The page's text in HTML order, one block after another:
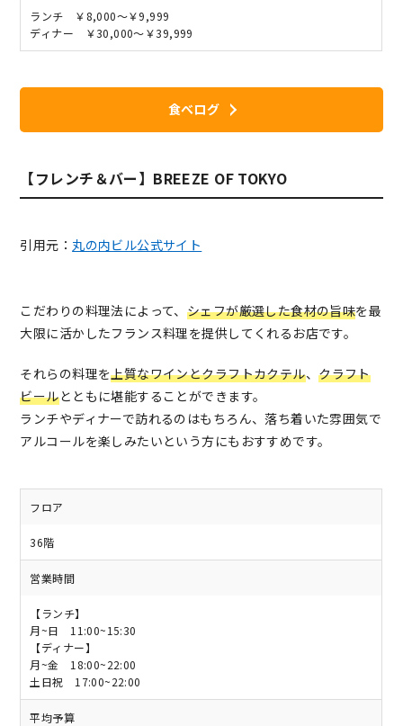
ランチ ￥8,000～￥9,999
ディナー ￥30,000～￥39,999
食べログ
【フレンチ＆バー】BREEZE OF TOKYO
引用元： 丸の内ビル公式サイト
こだわりの料理法によって、 シェフが厳選した食材の旨味を最
大限に活かしたフランス料理を提供してくれるお店です。
それらの料理を上質なワインとクラフトカクテル、クラフト
ビールとともに堪能することができます。
ランチやディナーで訪れるのはもちろん、落ち着いた雰囲気で
アルコールを楽しみたいという方にもおすすめです。
フロア
36階
営業時間
【ランチ】
月~日 11:00~15:30
【ディナー】
月~金 18:00~22:00
土日祝 17:00~22:00
平均予算